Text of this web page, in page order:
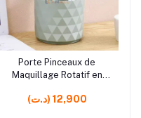
rrrrrr9
Ajouter au panier
Porte Pinceaux de
Maquillage Rotatif en
360° pour Pinceaux et
(د.ت) 12,900